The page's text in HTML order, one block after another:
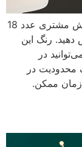
استند عدد سال تولد طرح‌ این استند به سفارش مشتری عدد 18
دهید. رنگ‌ این
در
محدودیت در
زمان ممکن.